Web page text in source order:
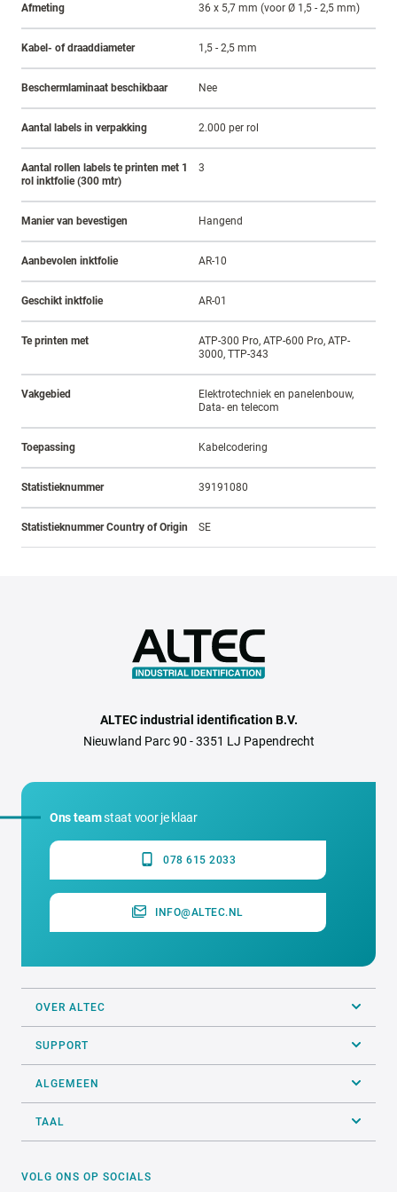
Afmeting 36 x 5,7 mm (voor Ø 1,5 - 2,5 mm)
Kabel- of draaddiameter 1,5 - 2,5 mm
Beschermlaminaat beschikbaar Nee
Aantal labels in verpakking 2.000 per rol
Aantal rollen labels te printen met 1
rol inktfolie (300 mtr)
3
Manier van bevestigen Hangend
Aanbevolen inktfolie AR-10
Geschikt inktfolie AR-01
Te printen met
ATP-300 Pro, ATP-600 Pro, ATP-
3000, TTP-343
Vakgebied
Elektrotechniek en panelenbouw,
Data- en telecom
Toepassing Kabelcodering
Statistieknummer 39191080
Statistieknummer Country of Origin SE
ALTEC industrial identification B.V.
Nieuwland Parc 90 - 3351 LJ Papendrecht
Ons teamstaat voor je klaar
078 615 2033
INFO@ALTEC.NL
OVER ALTEC
SUPPORT
ALGEMEEN
TAAL
VOLG ONS OP SOCIALS